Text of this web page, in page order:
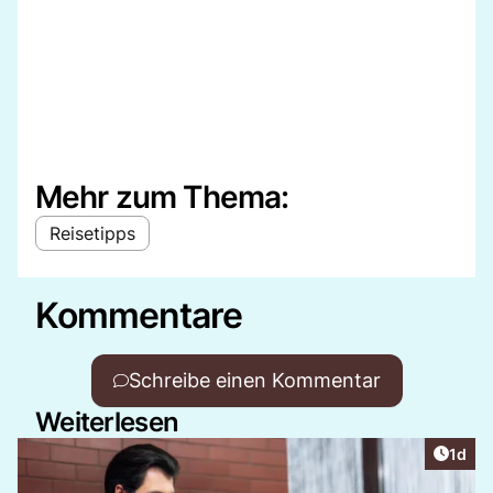
Mehr zum Thema:
Reisetipps
Kommentare
Schreibe einen Kommentar
Weiterlesen
1d